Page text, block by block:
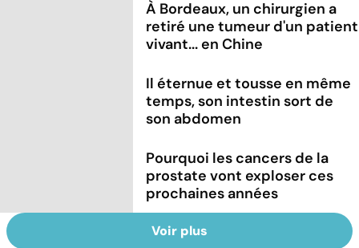
À Bordeaux, un chirurgien a
retiré une tumeur d'un patient
vivant... en Chine
Il éternue et tousse en même
temps, son intestin sort de
son abdomen
Pourquoi les cancers de la
prostate vont exploser ces
prochaines années
Voir plus